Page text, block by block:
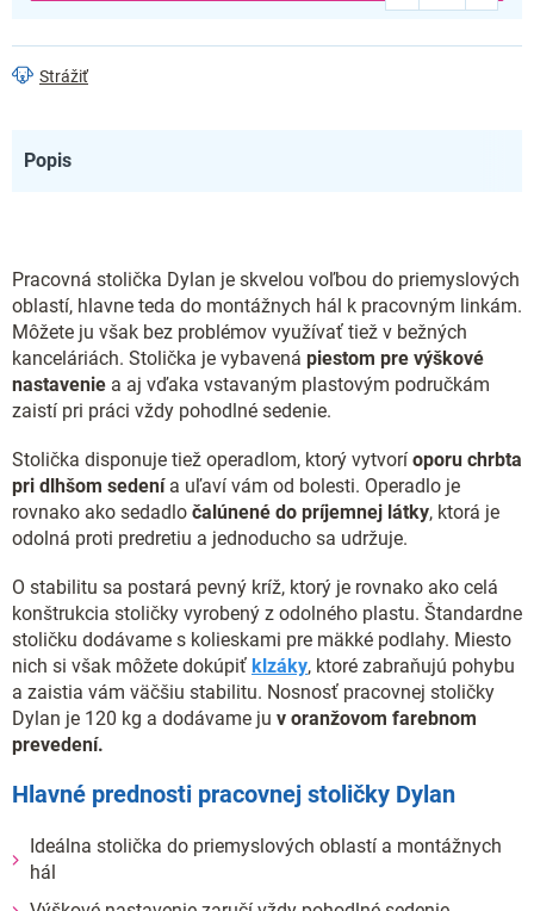
Strážiť
Popis
Pracovná stolička Dylan je skvelou voľbou do priemyslových
oblastí, hlavne teda do montážnych hál k pracovným linkám.
Môžete ju však bez problémov využívať tiež v bežných
kanceláriách. Stolička je vybavená piestom pre výškové
nastavenie a aj vďaka vstavaným plastovým područkám
zaistí pri práci vždy pohodlné sedenie.
Stolička disponuje tiež operadlom, ktorý vytvorí oporu chrbta
pri dlhšom sedenía uľaví vám od bolesti. Operadlo je
rovnako ako sedadlo čalúnené do príjemnej látky, ktorá je
odolná proti predretiu a jednoducho sa udržuje.
O stabilitu sa postará pevný kríž, ktorý je rovnako ako celá
konštrukcia stoličky vyrobený z odolného plastu. Štandardne
stoličku dodávame s kolieskami pre mäkké podlahy. Miesto
nich si však môžete dokúpiť klzáky, ktoré zabraňujú pohybu
a zaistia vám väčšiu stabilitu. Nosnosť pracovnej stoličky
Dylan je 120 kg a dodávame ju v oranžovom farebnom
prevedení.
Hlavné prednosti pracovnej stoličky Dylan
Ideálna stolička do priemyslových oblastí a montážnych
hál